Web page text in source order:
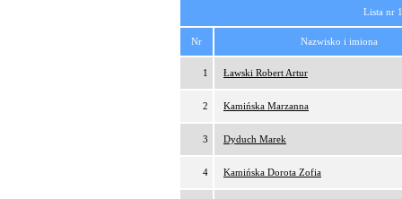
Lista nr
Nr Nazwisko i imiona
1 Ławski Robert Artur
2 Kamińska Marzanna
3 Dyduch Marek
4 Kamińska Dorota Zofia